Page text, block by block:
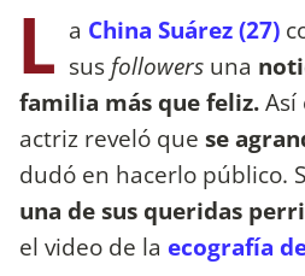
L a China Suárez (27)
sus followers una
familia más que feliz.Así
actriz reveló que se
dudó en hacerlo público.
una de sus queridas
el video de la ecografía